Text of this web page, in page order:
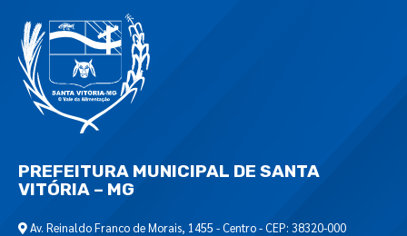
PREFEITURA MUNICIPAL DE SANTA
VITÓRIA – MG
Av. Reinaldo Franco de Morais, 1455 - Centro - CEP: 38320-000